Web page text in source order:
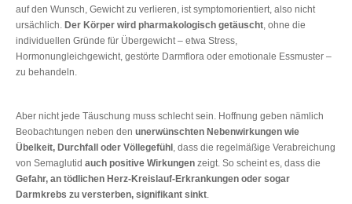
auf den Wunsch, Gewicht zu verlieren, ist symptomorientiert, also nicht
ursächlich. Der Körper wird pharmakologisch getäuscht , ohne die
individuellen Gründe für Übergewicht – etwa Stress,
Hormonungleichgewicht, gestörte Darmflora oder emotionale Essmuster –
zu behandeln.
Aber nicht jede Täuschung muss schlecht sein. Hoffnung geben nämlich
Beobachtungen neben den unerwünschten Nebenwirkungen wie
Übelkeit, Durchfall oder Völlegefühl , dass die regelmäßige Verabreichung
von Semaglutid auch positive Wirkungen zeigt. So scheint es, dass die
Gefahr, an tödlichen Herz-Kreislauf-Erkrankungen oder sogar
Darmkrebs zu versterben, signifikant sinkt